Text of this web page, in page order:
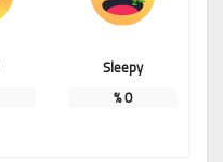
Sleepy
0
%